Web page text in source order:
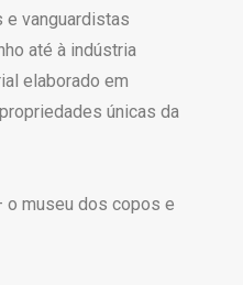
e vanguardistas
até à indústria
elaborado em
únicas da
o museu dos copos e